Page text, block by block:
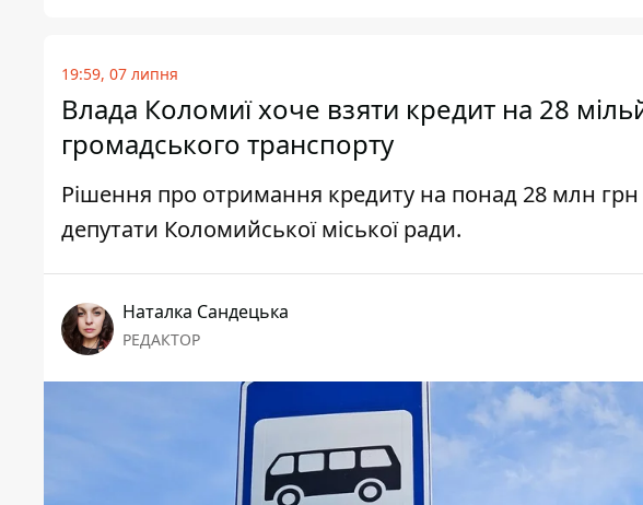
19:59, 07 липня
Влада Коломиї хоче взяти кредит на 28
громадського транспорту
Рішення про отримання кредиту на понад 28 млн
депутати Коломийської міської ради.
Наталка Сандецька
РЕДАКТОР